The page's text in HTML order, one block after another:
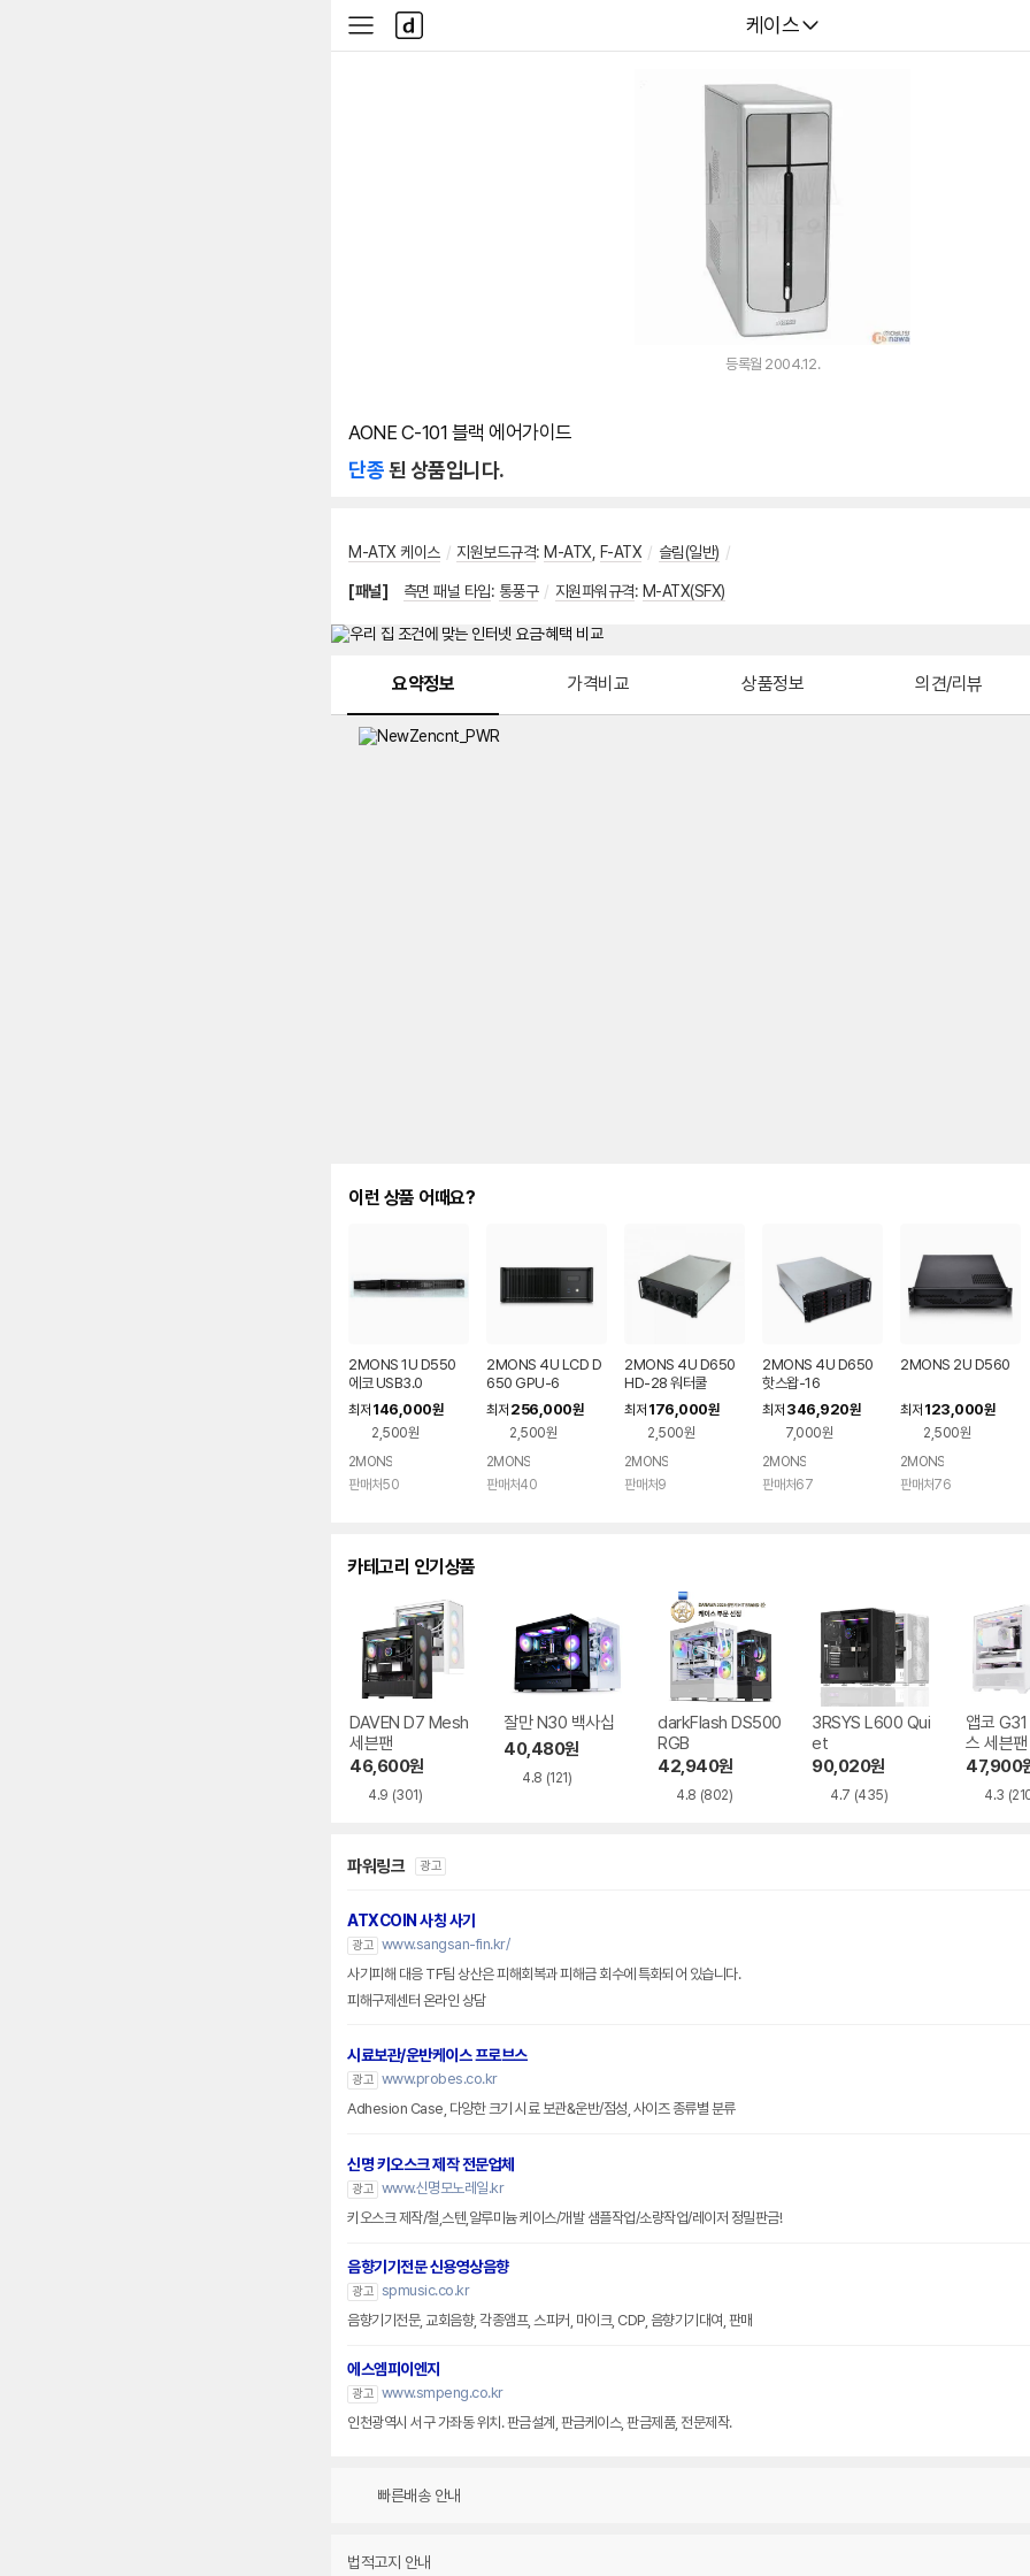
다나와
케이스
사
이
다
나
와
등록월 2004.12.
AONE C-101 블랙 에어가이드
단종된 상품입니다.
M-ATX 케이스 / 지원보드규격: M-ATX F-ATX / 슬림(일반) /
[패널] 측면 패널 타입: 통풍구 / 지원파워규격: M-ATX(SFX)
요약정보 가격비교 상품정보 의견/리뷰
이런 상품 어때요?
2MONS 1U D550
에코 USB3.0
최저 146,000원
2,500원
2MONS
판매처50
2MONS 4U LCD D
650 GPU-6
최저 256,000원
2,500원
2MONS
판매처40
2MONS 4U D650
HD-28 워터쿨
최저 176,000원
2,500원
2MONS
판매처9
2MONS 4U D650
핫스왑-16
최저 346,920원
7,000원
2MONS
판매처67
2MONS 2U D560
최저 123,000원
2,500원
2MONS
판매처76
카테고리 인기상품
DAVEN D7 Mesh
세븐팬
46,600원
4.9 (301)
잘만 N30 백사십
40,480원
4.8 (121)
darkFlash DS500
RGB
42,940원
4.8 (802)
3RSYS L600 Qui
et
90,020원
4.7 (435)
앱코
스 세븐팬
47,900
4.3
파워링크 광고
ATXCOIN 사칭 사기
광고 www.sangsan-fin.kr/
사기피해 대응 TF팀 상산은 피해회복과 피해금 회수에 특화되어 있습니다.
피해구제센터 온라인 상담
시료보관/운반케이스 프로브스
광고 www.probes.co.kr
Adhesion Case, 다양한 크기 시료 보관&운반/점성, 사이즈 종류별 분류
신명 키오스크 제작 전문업체
광고 www.신명모노레일.kr
키오스크 제작/철,스텐,알루미늄 케이스/개발 샘플작업/소량작업/레이저 정밀판금!
음향기기전문 신용영상음향
광고 spmusic.co.kr
음향기기전문, 교회음향, 각종앰프, 스피커, 마이크, CDP, 음향기기대여, 판매
에스엠피이엔지
광고 www.smpeng.co.kr
인천광역시 서구 가좌동 위치. 판금설계, 판금케이스, 판금제품, 전문제작.
빠른배송 안내
법적고지 안내